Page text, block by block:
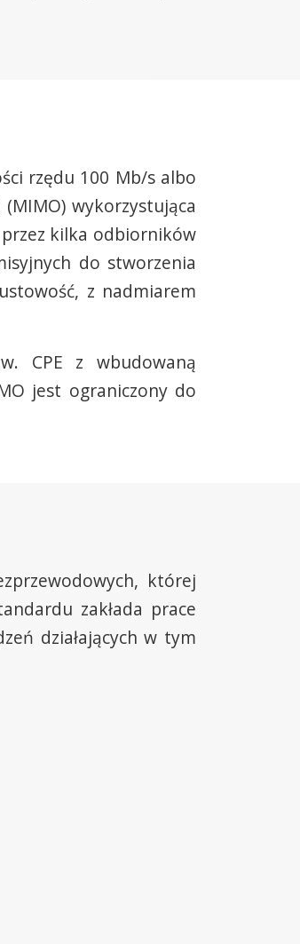
rzędu 100 Mb/s albo
wykorzystująca
kilka odbiorników
do stworzenia
z nadmiarem
CPE z wbudowaną
jest ograniczony do
której
zakłada prace
działających w tym